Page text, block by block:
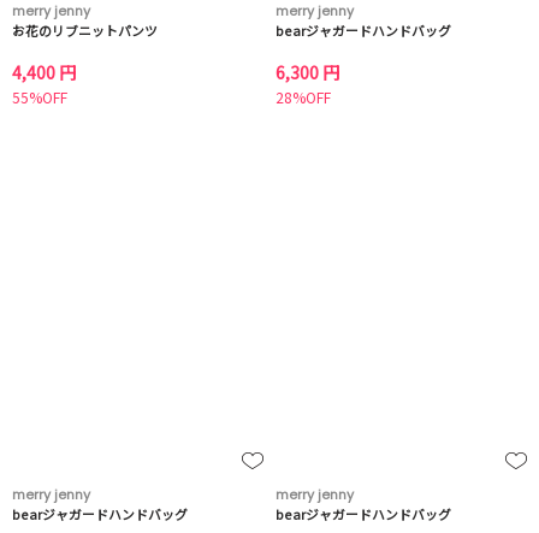
merry jenny
お花のリブニットパンツ
4,400 円
55%OFF
merry jenny
bearジャガードハンドバッグ
6,300 円
28%OFF
merry jenny
bearジャガードハンドバッグ
merry jenny
bearジャガードハンドバッグ